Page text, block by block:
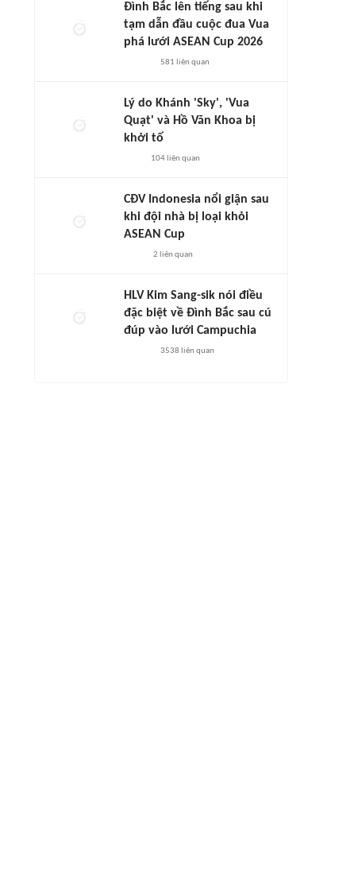
Đình Bắc lên tiếng sau khi
tạm dẫn đầu cuộc đua Vua
phá lưới ASEAN Cup 2026
581 liên quan
Lý do Khánh 'Sky', 'Vua
Quạt' và Hồ Văn Khoa bị
khởi tố
104liên quan
CĐV Indonesia nổi giận sau
khi đội nhà bị loại khỏi
ASEAN Cup
2 liên quan
HLV Kim Sang-sik nói điều
đặc biệt về Đình Bắc sau cú
đúp vào lưới Campuchia
3538 liên quan